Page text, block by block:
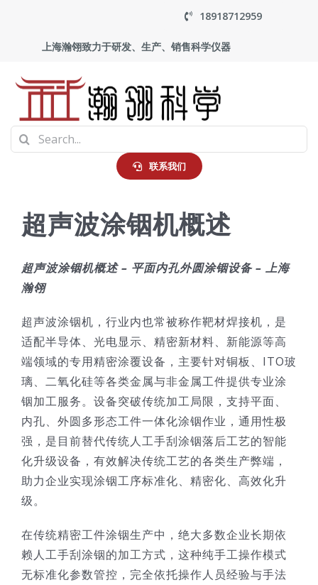
content
18918712959
上海瀚翎致力于研发、生产、销售科学仪器
首页
走进瀚翎
技术服务
公司新闻
Search
for:
联系我们
超声波涂铟机概述
超声波涂铟机概述 – 平面内孔外圆涂铟设备 – 上海
瀚翎
超声波涂铟机，行业内也常被称作靶材焊接机，是
适配半导体、光电显示、精密新材料、新能源等高
端领域的专用精密涂覆设备，主要针对铜板、ITO玻
璃、二氧化硅等各类金属与非金属工件提供专业涂
铟加工服务。设备突破传统加工局限，支持平面、
内孔、外圆多形态工件一体化涂铟作业，通用性极
强，是目前替代传统人工手刮涂铟落后工艺的智能
化升级设备，有效解决传统工艺的各类生产弊端，
助力企业实现涂铟工序标准化、精密化、高效化升
级。
在传统精密工件涂铟生产中，绝大多数企业长期依
赖人工手刮涂铟的加工方式，这种纯手工操作模式
无标准化参数管控，完全依托操作人员经验与手法